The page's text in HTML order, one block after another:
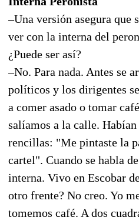
–Una versión asegura que
ver con la interna del
¿Puede ser así?
–No. Para nada. Antes se
políticos y los dirigentes
a comer asado o tomar
salíamos a la calle. Habían
rencillas: "Me pintaste la
cartel". Cuando se habla
interna. Vivo en Escobar
otro frente? No creo. Yo
tomemos café. A dos